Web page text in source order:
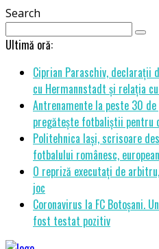
Search
Ultimă oră:
Ciprian Paraschiv, declarații
cu Hermannstadt și relația
Antrenamente la peste 30
pregătește fotbaliștii pentru
Politehnica Iași, scrisoare
fotbalului românesc,
O repriză executați de
joc
Coronavirus la FC Botoșani.
fost testat pozitiv